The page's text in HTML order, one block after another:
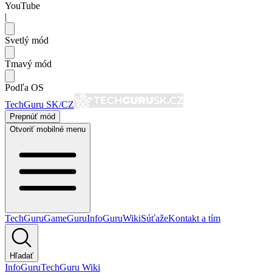
YouTube
|
Svetlý mód
Tmavý mód
Podľa OS
TechGuru SK/CZ
Prepnúť mód
Otvoriť mobilné menu
TechGuruGameGuruInfoGuruWikiSúťažeKontakt a tím
Hľadať
InfoGuruTechGuru Wiki